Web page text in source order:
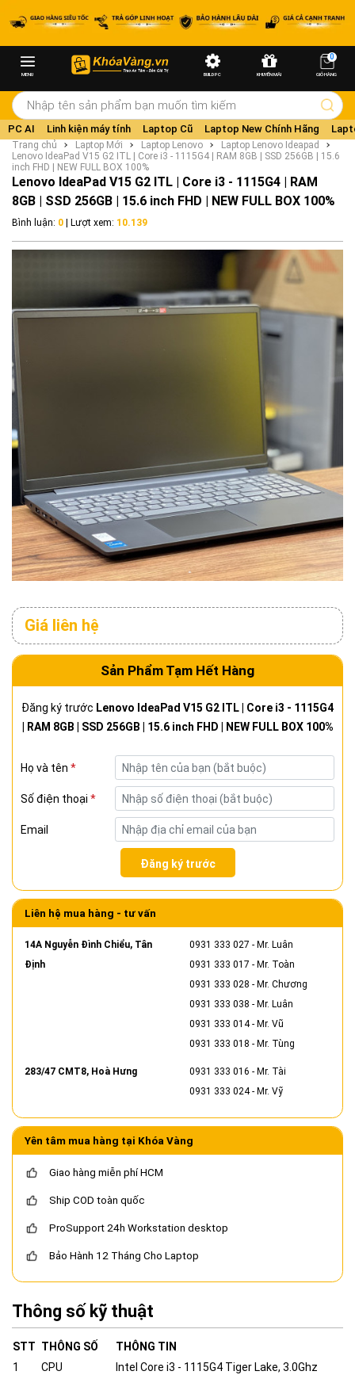
MENU BUILD PC KHUYẾN MÃI
0
GIỎ HÀNG
PC AI Linh kiện máy tính Laptop Cũ Laptop New Chính Hãng
Trang chủ Laptop Mới Laptop Lenovo
Laptop Lenovo Ideapad
Lenovo IdeaPad V15 G2 ITL | Core i3 - 1115G4 | RAM 8GB | SSD 256GB | 15.6
inch FHD | NEW FULL BOX 100%
Lenovo IdeaPad V15 G2 ITL | Core i3 - 1115G4 | RAM
8GB | SSD 256GB | 15.6 inch FHD | NEW FULL BOX 100%
Bình luận: 0 | Lượt xem: 10.139
Giá liên hệ
Sản Phẩm Tạm Hết Hàng
Đăng ký trước Lenovo IdeaPad V15 G2 ITL | Core i3 - 1115G4
| RAM 8GB | SSD 256GB | 15.6 inch FHD | NEW FULL BOX 100%
Họ và tên *
Số điện thoại *
Email
Đăng ký trước
Liên hệ mua hàng - tư vấn
14A Nguyễn Đình Chiểu, Tân
Định
0931 333 027 - Mr. Luân
0931 333 017 - Mr. Toàn
0931 333 028 - Mr. Chương
0931 333 038 - Mr. Luân
0931 333 014- Mr. Vũ
0931 333 018 - Mr. Tùng
283/47 CMT8, Hoà Hưng 0931 333 016 - Mr. Tài
0931 333 024- Mr. Vỹ
Yên tâm mua hàng tại Khóa Vàng
Giao hàng miễn phí HCM
Ship COD toàn quốc
ProSupport 24h Workstation desktop
Bảo Hành 12 Tháng Cho Laptop
Thông số kỹ thuật
STT THÔNG SỐ
THÔNG TIN
1
CPU
Intel Core i3 - 1115G4 Tiger Lake, 3.0Ghz